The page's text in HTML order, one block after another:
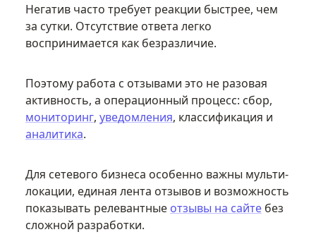
Негатив часто требует реакции быстрее, чем
за сутки. Отсутствие ответа легко
воспринимается как безразличие.
Поэтому работа с отзывами это не разовая
активность, а операционный процесс: сбор,
мониторинг, уведомления, классификация и
аналитика.
Для сетевого бизнеса особенно важны мульти-
локации, единая лента отзывов и возможность
показывать релевантные отзывы на сайте без
сложной разработки.